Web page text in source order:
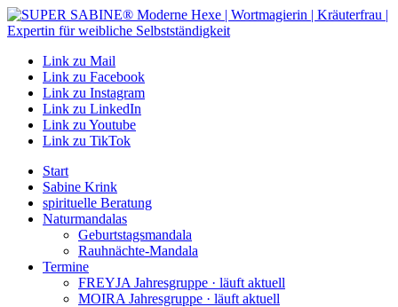
Link zu Mail
Link zu Facebook
Link zu Instagram
Link zu LinkedIn
Link zu Youtube
Link zu TikTok
Start
Sabine Krink
spirituelle Beratung
Naturmandalas
Geburtstagsmandala
Rauhnächte-Mandala
Termine
FREYJA Jahresgruppe · läuft aktuell
MOIRA Jahresgruppe · läuft aktuell